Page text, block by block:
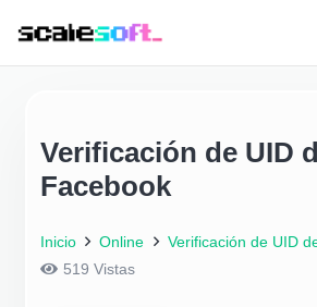
Verificación de UID
Facebook
Inicio Online
Verificación de UID
519 Vistas